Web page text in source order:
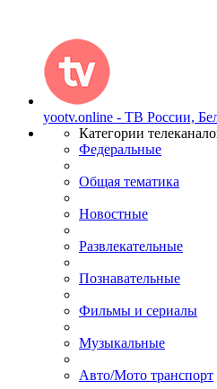
yootv.online - ТВ России,
Категории
Федеральные
Общая тематика
Новостные
Развлекательные
Познавательные
Фильмы и сериалы
Музыкальные
Авто/Мото транспорт